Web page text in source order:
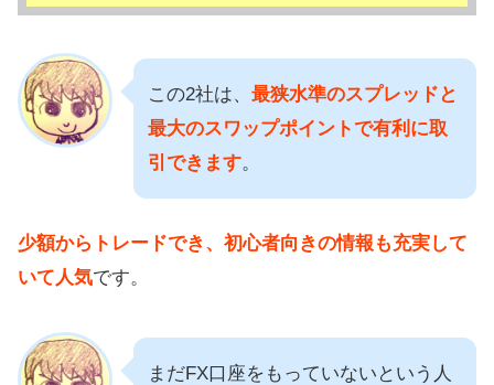
この2社は、 最狭水準のスプレッドと
最大のスワップポイントで有利に取
引できます。
少額からトレードでき、初心者向きの情報も充実して
いて人気です。
まだFX口座をもっていないという人